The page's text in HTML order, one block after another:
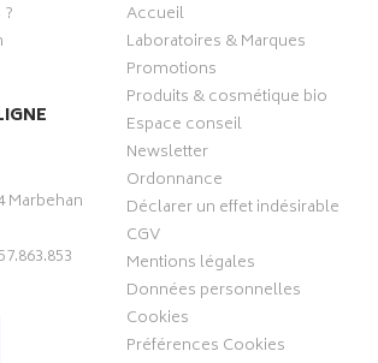
Marbehan
Accueil
Laboratoires & Marques
Promotions
Produits & cosmétique bio
Espace conseil
Newsletter
Ordonnance
Déclarer un effet indésirable
CGV
Mentions légales
Données personnelles
Cookies
Préférences Cookies